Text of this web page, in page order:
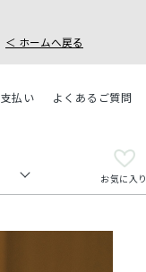
＜ ホームへ戻る
払い よくあるご質問
お気に入り